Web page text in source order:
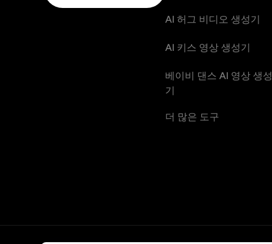
AI 허그 비디오 생성기
AI 키스 영상 생성기
베이비 댄스 AI 영상 생성
기
더 많은 도구